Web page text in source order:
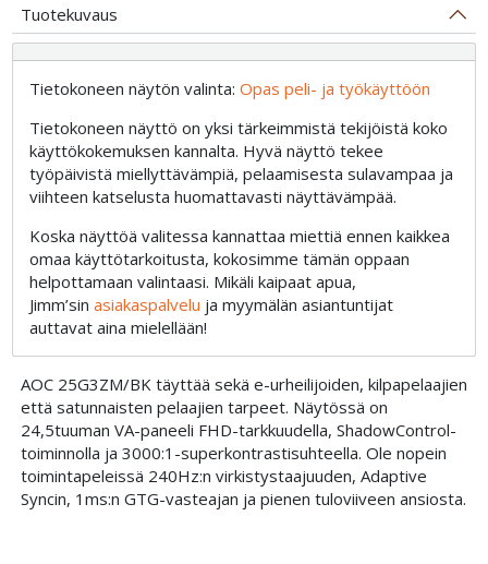
Tuotekuvaus
Tietokoneen näytön valinta:Opas peli- ja työkäyttöön
Tietokoneen näyttö on yksi tärkeimmistä tekijöistä koko
käyttökokemuksen kannalta. Hyvä näyttö tekee
työpäivistä miellyttävämpiä, pelaamisesta sulavampaa ja
viihteen katselusta huomattavasti näyttävämpää.
Koska näyttöä valitessa kannattaa miettiä ennen kaikkea
omaa käyttötarkoitusta, kokosimme tämän oppaan
helpottamaan valintaasi. Mikäli kaipaat apua,
Jimm’sinasiakaspalvelu ja myymälän asiantuntijat
auttavat aina mielellään!
AOC 25G3ZM/BK täyttää sekä e-urheilijoiden, kilpapelaajien
että satunnaisten pelaajien tarpeet. Näytössä on
24,5tuuman VA-paneeli FHD-tarkkuudella, ShadowControl-
toiminnolla ja 3000:1-superkontrastisuhteella. Ole nopein
toimintapeleissä 240Hz:n virkistystaajuuden, Adaptive
Syncin, 1ms:n GTG-vasteajan ja pienen tuloviiveen ansiosta.